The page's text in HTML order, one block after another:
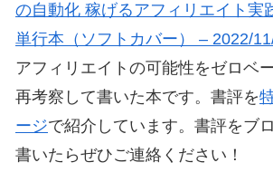
の自動化 稼げるアフィリエイト実
単行本（ソフトカバー） – 2022/
アフィリエイトの可能性をゼロベ
再考察して書いた本です。書評を
ージで紹介しています。書評をブ
書いたらぜひご連絡ください！